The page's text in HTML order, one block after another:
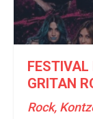
GRITAN
Rock,